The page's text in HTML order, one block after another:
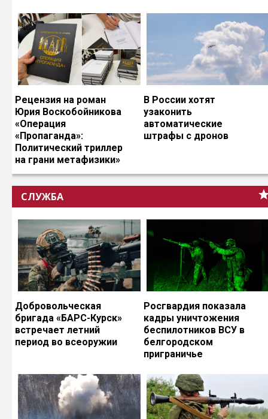
Рецензия на роман
Юрия Воскобойникова
«Операция
«Пропаганда»:
Политический триллер
на грани метафизики»
В России хотят
узаконить
автоматические
штрафы с дронов
СЛУЖБА
Добровольческая
бригада «БАРС-Курск»
встречает летний
период во всеоружии
Росгвардия показала
кадры уничтожения
беспилотников ВСУ в
белгородском
приграничье